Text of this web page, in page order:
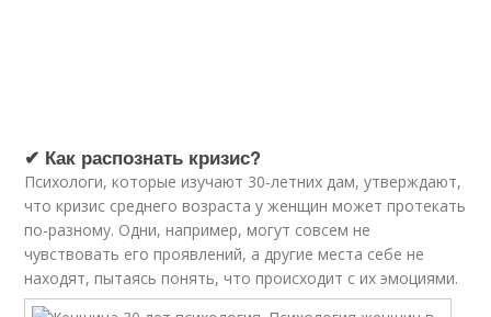
✔ Как распознать кризис?
Психологи, которые изучают 30-летних дам, утверждают,
что кризис среднего возраста у женщин может протекать
по-разному. Одни, например, могут совсем не
чувствовать его проявлений, а другие места себе не
находят, пытаясь понять, что происходит с их эмоциями.